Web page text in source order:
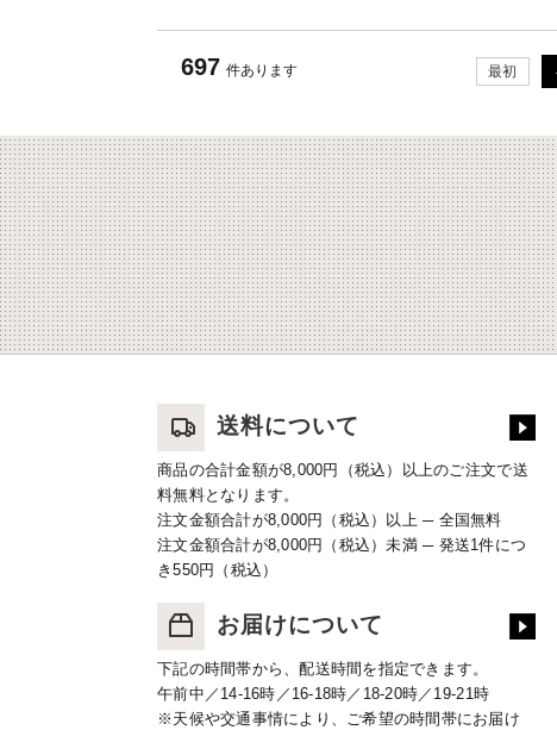
697 件あります 最初
送料について
商品の合計金額が8,000円（税込）以上のご注文で送
料無料となります。
注文金額合計が8,000円（税込）以上 ─ 全国無料
注文金額合計が8,000円（税込）未満 ─ 発送1件につ
き550円（税込）
お届けについて
下記の時間帯から、配送時間を指定できます。
午前中／14-16時／16-18時／18-20時／19-21時
※天候や交通事情により、ご希望の時間帯にお届け